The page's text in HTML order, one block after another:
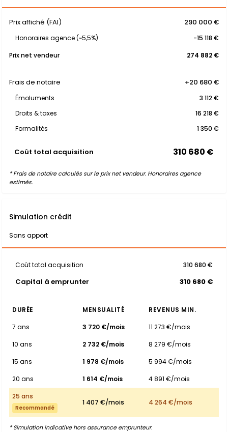
Prix affiché (FAI) 290 000 €
Honoraires agence (~5,5%)
-15 118 €
Prix net vendeur
274 882 €
Frais de notaire +20 680 €
Émoluments
3 112 €
Droits & taxes
16 218 €
Formalités
1 350 €
Coût total acquisition 310 680 €
* Frais de notaire calculés sur le prix net vendeur. Honoraires agence
estimés.
Simulation crédit
Sans apport
Coût total acquisition 310 680 €
Capital à emprunter 310 680 €
DURÉE MENSUALITÉ
REVENUS MIN.
7 ans
3 720 €/mois
11 273 €/mois
10 ans
2 732 €/mois
8 279 €/mois
15 ans
1 978 €/mois
5 994 €/mois
20 ans
1 614 €/mois
4 891 €/mois
25 ans
Recommandé
1 407 €/mois 4 264 €/mois
* Simulation indicative hors assurance emprunteur.